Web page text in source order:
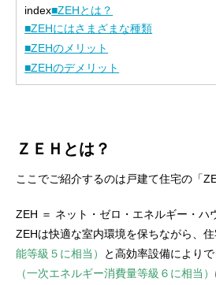
index■ZEHとは？
■ZEHにはさまざまな種類
■ZEHのメリット
■ZEHのデメリット
ＺＥＨとは？
ここでご紹介するのは戸建て住宅の「
ZEH ＝ ネット・ゼロ・エネルギー・ハ
ZEHは快適な室内環境を保ちながら、
能等級５に相当）
と高効率設備により
（一次エネルギー消費量等級６に相当）